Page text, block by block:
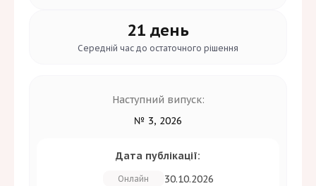
21 день
Середній час до остаточного рішення
Наступний випуск:
№ 3, 2026
Дата публікації:
Онлайн 30.10.2026